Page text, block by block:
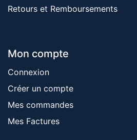
Retours et Remboursements
Mon compte
Connexion
Créer un compte
Mes commandes
Mes Factures